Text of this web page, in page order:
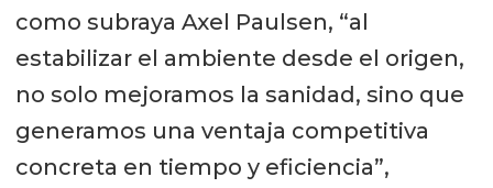
como subraya Axel Paulsen, “al
estabilizar el ambiente desde el origen,
no solo mejoramos la sanidad, sino que
generamos una ventaja competitiva
concreta en tiempo y eficiencia”,